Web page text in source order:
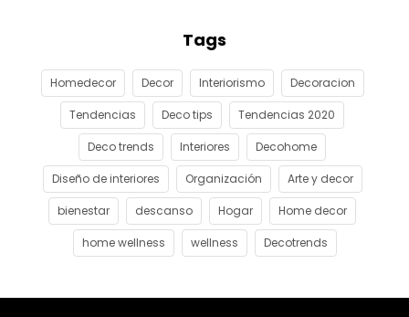
Tags
Homedecor Decor Interiorismo Decoracion
Tendencias Deco tips Tendencias 2020
Deco trends Interiores Decohome
Diseño de interiores Organización Arte y decor
bienestar descanso Hogar Home decor
home wellness wellness Decotrends